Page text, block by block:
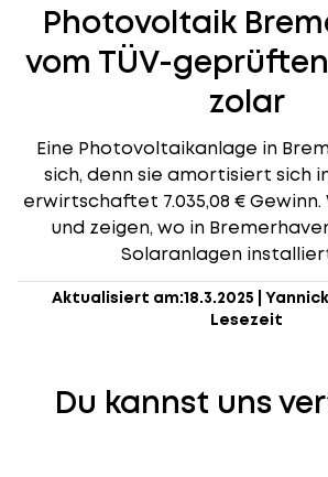
Photovoltaik
vom TÜV-
zolar
Eine Photovoltaikanlage in
sich, denn sie amortisiert sich
erwirtschaftet 7.035,08 €
und zeigen, wo in
Solaranlagen
Aktualisiert am:18.3.2025
Lesezeit
Du kannst uns